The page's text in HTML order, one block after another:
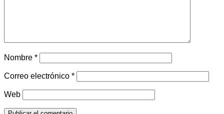
Nombre *
Correo electrónico *
Web